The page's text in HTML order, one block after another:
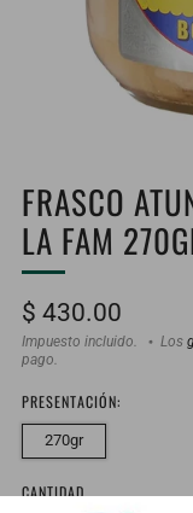
FRASCO
LA FAM
Precio
habitual
$ 430.00
Impuesto incluido. Los
pago.
PRESENTACIÓN:
270gr
CANTIDAD